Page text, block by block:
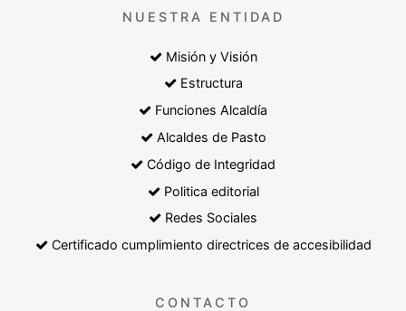
NUESTRA ENTIDAD
Misión y Visión
Estructura
Funciones Alcaldía
Alcaldes de Pasto
Código de Integridad
Politica editorial
Redes Sociales
Certificado cumplimiento directrices de accesibilidad
CONTACTO